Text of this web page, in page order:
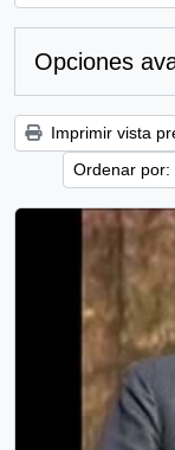
Opciones
Imprimir vista
Ordenar por: